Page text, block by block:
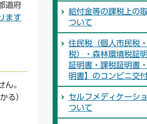
道府
ます
ん。
る）
給付金等の課税上の
ついて
住民税（個人市民税
税）・森林環境税証
証明書・課税証明書
明書】のコンビニ交
セルフメディケーシ
ついて